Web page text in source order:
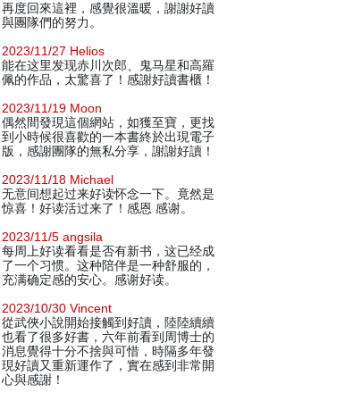
再度回來這裡，感覺很溫暖，謝謝好讀
與團隊們的努力。
2023/11/27 Helios
能在这里发现赤川次郎、鬼马星和高羅
佩的作品，太驚喜了！感謝好讀書櫃！
2023/11/19 Moon
偶然間發現這個網站，如獲至寶，更找
到小時候很喜歡的一本書終於出現電子
版，感謝團隊的無私分享，謝謝好讀！
2023/11/18 Michael
无意间想起过来好读怀念一下。竟然是
惊喜！好读活过来了！感恩 感谢。
2023/11/5 angsila
每周上好读看看是否有新书，这已经成
了一个习惯。这种陪伴是一种舒服的，
充满确定感的安心。感谢好读。
2023/10/30 Vincent
從武俠小說開始接觸到好讀，陸陸續續
也看了很多好書，六年前看到周博士的
消息覺得十分不捨與可惜，時隔多年發
現好讀又重新運作了，實在感到非常開
心與感謝！